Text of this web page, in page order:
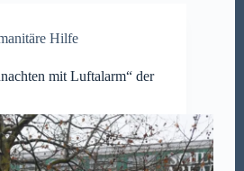
Hilfe
mit Luftalarm“ der